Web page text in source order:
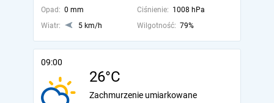
Opad: 0 mm Ciśnienie: 1008 hPa
Wiatr:
5 km/h Wilgotność: 79%
09:00
26°C
Zachmurzenie umiarkowane